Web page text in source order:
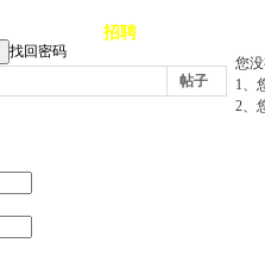
招聘
找回密码
帖子
您
1、
2、